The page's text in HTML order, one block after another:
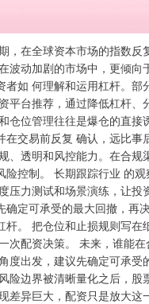
在全球资本市场的指数反
动加剧的市场中，更倾向
如 何理解和运用杠杆。
台推荐，通过降低杠杆、
仓位管理往往是爆仓的直
交易前反复 确认，远比
、透明和风控能力。在合
控制。 长期跟踪行业 的
压力测试和场景演练，让
确定可承受的最大回撤，再
。 把仓位和止损规则写
次配资决策。 未来，谁能
度出发，建议先确定可承
险边界被清晰量化之后，
差异巨大，配资只是放大